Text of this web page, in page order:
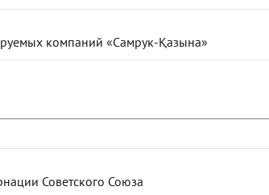
компаний «Самрук-Қазына»
Советского Союза